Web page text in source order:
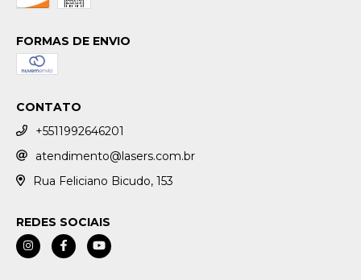
FORMAS DE ENVIO
CONTATO
+5511992646201
atendimento@lasers.com.br
Rua Feliciano Bicudo, 153
REDES SOCIAIS